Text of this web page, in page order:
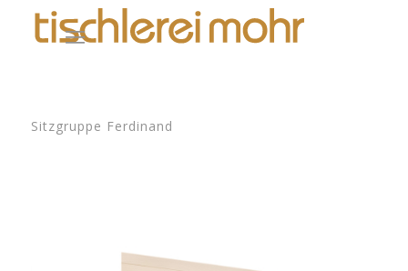
Sitzgruppe Ferdinand